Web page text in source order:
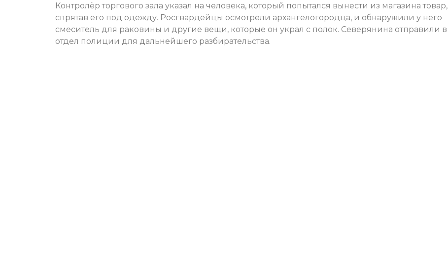
Контролёр торгового зала указал на человека, который попытался вынести из магазина товар,
спрятав его под одежду. Росгвардейцы осмотрели архангелогородца, и обнаружили у него
смеситель для раковины и другие вещи, которые он украл с полок. Северянина отправили в
отдел полиции для дальнейшего разбирательства.